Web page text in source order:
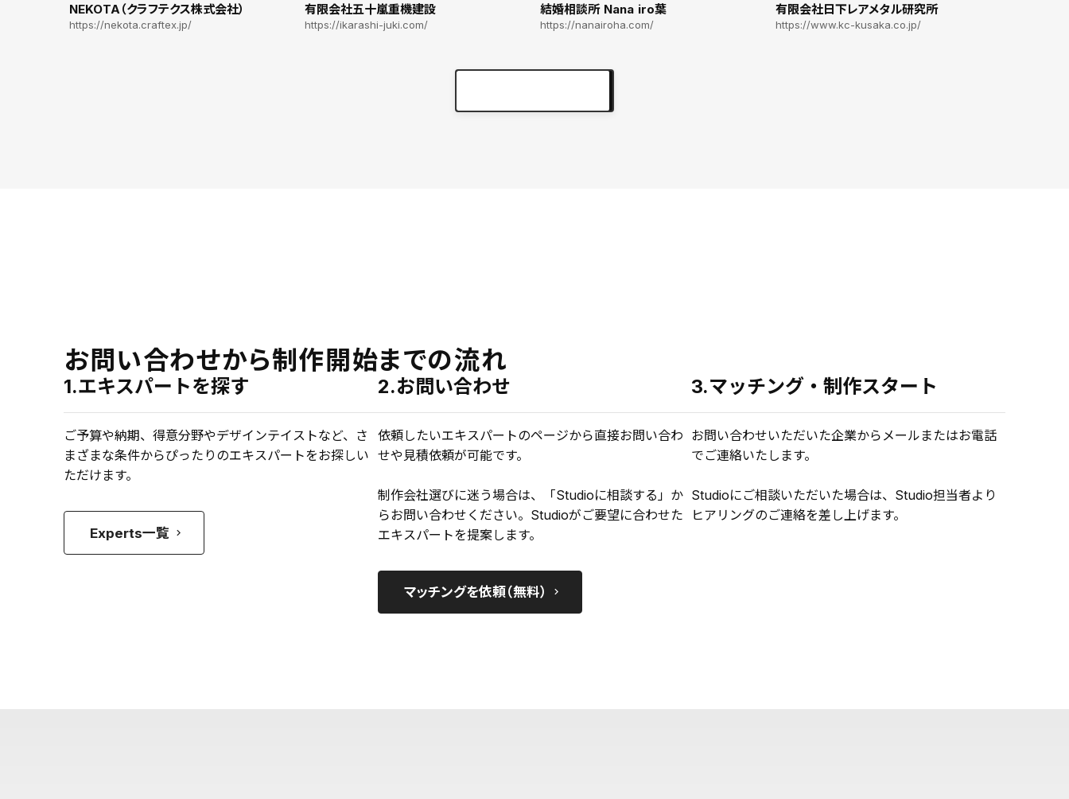
NEKOTA（クラフテクス株式会社）
https://nekota.craftex.jp/
有限会社五十嵐重機建設
https://ikarashi-juki.com/
結婚相談所 Nana iro葉
https://nanairoha.com/
有限会社日下レアメタル研究所
https://www.kc-kusaka.co.jp/
お問い合わせから制作開始までの流れ
1.エキスパートを探す
ご予算や納期、得意分野やデザインテイストなど、さ
まざまな条件からぴったりのエキスパートをお探しい
ただけます。
Experts一覧 keyboard_arrow_right
2.お問い合わせ
依頼したいエキスパートのページから直接お問い合わ
せや見積依頼が可能です。
制作会社選びに迷う場合は、「Studioに相談する」か
らお問い合わせください。Studioがご要望に合わせた
エキスパートを提案します。
マッチングを依頼（無料） keyboard_arrow_right
3.マッチング・制作スタート
お問い合わせいただいた企業からメールまたはお電話
でご連絡いたします。
Studioにご相談いただいた場合は、Studio担当者より
ヒアリングのご連絡を差し上げます。